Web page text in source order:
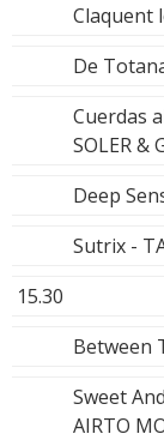
Claquent
De
Cuerdas
SOLER &
Deep
Sutrix -
15.30
Between
Sweet
AIRTO